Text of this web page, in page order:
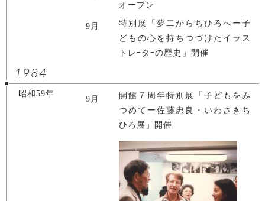
オープン
9月
特別展「夢二からちひろへー子
どもの心を持ちつづけたイラス
トレｰタｰの歴史」開催
1984
昭和59年
9月
開館７周年特別展「子どもをみ
つめてー佐藤忠良・いわさきち
ひろ展」開催